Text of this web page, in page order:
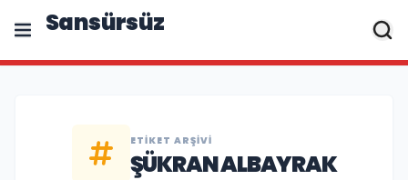
Sansürsüz
ETIKET ARŞIVI
ŞÜKRAN ALBAYRAK